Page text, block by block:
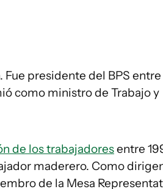
presidente del BPS entre
como ministro de Trabajo y
de los trabajadoresentre
maderero. Como
de la Mesa